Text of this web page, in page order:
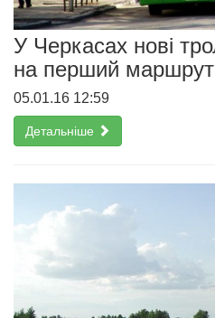
У Черкасах нові
на перший маршрут
05.01.16 12:59
Детальніше